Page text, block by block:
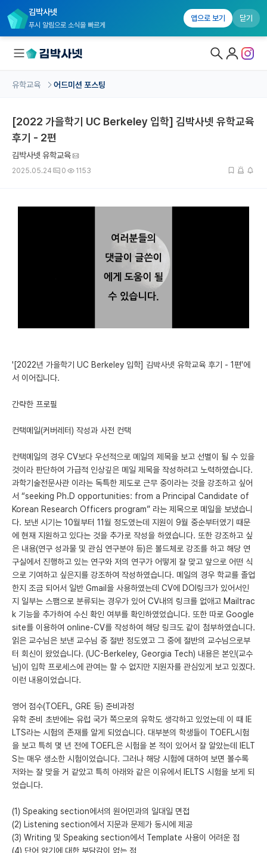
김박사넷
푸시 알림으로 소식을 빠르게
앱으로 보기 닫기
국내대학원 정보
커뮤니티
이벤트
이벤트
반도체 아카데미
재팬라운지 🌸
유학교육 어드미션 포스팅
[2022 가을학기 UC Berkeley 입학] 김박사넷 유학교육
후기 - 2편
김박사넷 유학교육
2025.05.24 0 1153
'[2022년 가을학기 UC Berkeley 입학] 김박사넷 유학교육 후기 - 1편'에
서 이어집니다.
간략한 프로필
컨택메일(커버레터) 작성과 사전 컨택
컨택메일의 경우 CV보다 우선적으로 메일의 제목을 보고 선별이 될 수 있을
것이라 판단하여 가급적 인상깊은 메일 제목을 작성하려고 노력하였습니다.
과학기술전문사관 이라는 독특한 제도로 근무 중이라는 것을 강조하고 싶어
서 “seeking Ph.D opportunities: from a Principal Candidate of
Korean Research Officers program” 라는 제목으로 메일을 보냈습니
다. 보낸 시기는 10월부터 11월 정도였는데 지원이 9월 중순부터였기 때문
에 현재 지원하고 있다는 것을 추가로 작성을 하였습니다. 또한 강조하고 싶
은 내용(연구 성과물 및 관심 연구분야 등)은 볼드체로 강조를 하고 해당 연
구실에서 진행하고 있는 연구와 저의 연구가 어떻게 잘 맞고 앞으로 어떤 식
으로 기여하고 싶은지를 강조하여 작성하였습니다. 메일의 경우 학교를 졸업
한지 조금 되어서 일반 Gmail을 사용하였는데 CV에 DOI링크가 있어서인
지 일부는 스팸으로 분류되는 경우가 있어 CV내의 링크를 없애고 Mailtrac
k 기능을 추가하여 수신 확인 여부를 확인하였었습니다. 또한 따로 Google
site를 이용하여 online-CV를 작성하여 해당 링크도 같이 첨부하였습니다.
읽은 교수님은 보낸 교수님 중 절반 정도였고 그 중에 절반의 교수님으로부
터 회신이 왔었습니다. (UC-Berkeley, Georgia Tech) 내용은 본인(교수
님)이 입학 프로세스에 관여는 할 수 없지만 지원자를 관심있게 보고 있겠다.
이런 내용이었습니다.
영어 점수(TOEFL, GRE 등) 준비과정
유학 준비 초반에는 유럽 국가 쪽으로의 유학도 생각하고 있었는데 이 때 IE
LTS라는 시험의 존재를 알게 되었습니다. 대부분의 학생들이 TOEFL시험
을 보고 특히 몇 년 전에 TOEFL은 시험을 본 적이 있어서 잘 알았는데 IELT
S는 매우 생소한 시험이었습니다. 그러나 해당 시험에 대하여 보면 볼수록
저와는 잘 맞을 거 같았고 특히 아래와 같은 이유에서 IELTS 시험을 보게 되
었습니다.
(1) Speaking section에서의 원어민과의 일대일 면접
(2) Listening section에서 지문과 문제가 동시에 제공
(3) Writing 및 Speaking section에서 Template 사용이 어려운 점
(4) 단어 암기에 대한 부담감이 없는 점